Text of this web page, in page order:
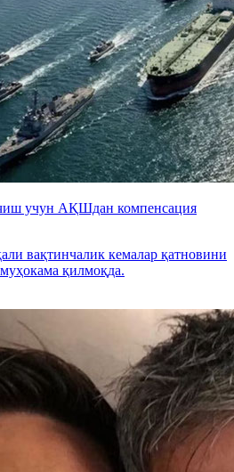
учун АҚШдан компенсация
вақтинчалик кемалар қатновини
қилмоқда.